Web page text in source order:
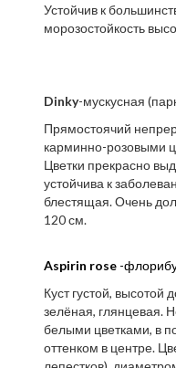
Устойчив к
морозостойкость
Dinky-мускусная
Прямостоячий
карминно-розовыми
Цветки прекрасно
устойчива к
блестящая. Очень
120 см.
Aspirin rose -
Куст густой, высотой
зелёная, глянцевая.
белыми цветками, в
оттенком в центре.